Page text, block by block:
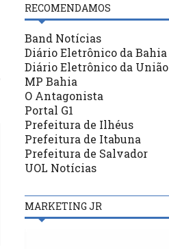
RECOMENDAMOS
Band Notícias
Diário Eletrônico da Bahia
Diário Eletrônico da União
MP Bahia
O Antagonista
Portal G1
Prefeitura de Ilhéus
Prefeitura de Itabuna
Prefeitura de Salvador
UOL Notícias
MARKETING JR